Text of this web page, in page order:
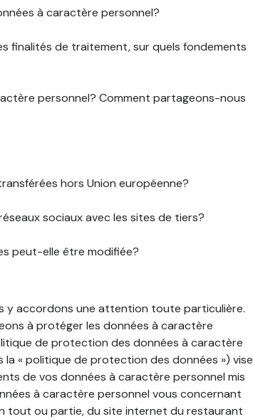
à caractère personnel?
finalités de traitement, sur quels fondements
personnel? Comment partageons-nous
hors Union européenne?
sociaux avec les sites de tiers?
peut-elle être modifiée?
y accordons une attention toute particulière.
à protéger les données à caractère
de protection des données à caractère
« politique de protection des données ») vise
de vos données à caractère personnel mis
à caractère personnel vous concernant
tout ou partie, du site internet du restaurant